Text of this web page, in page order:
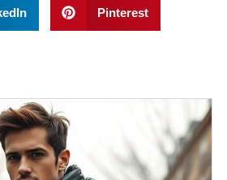
Pinterest